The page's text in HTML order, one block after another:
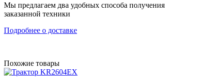
Мы предлагаем два удобных способа получения
заказанной техники
Подробнее о доставке
Похожие товары